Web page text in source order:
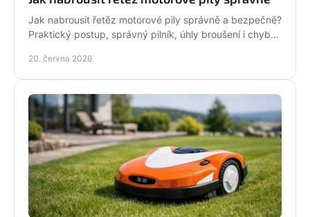
Jak nabrousit řetěz motorové pily správně a bezpečně?
Praktický postup, správný pilník, úhly broušení i chyby,
20. června 2026